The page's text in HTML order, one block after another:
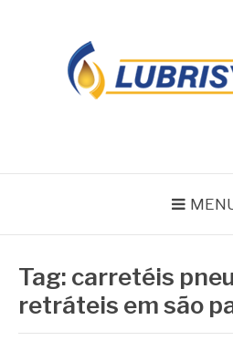
Tag: carretéis
retráteis em são